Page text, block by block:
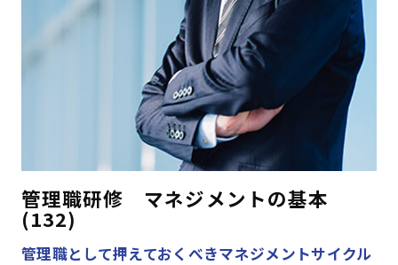
サービスの特長
お知らせ よくあるご質問
お問い合わせ 資料請求 メルマガ登録
管理職研修 マネジメントの基本
(132)
管理職として押えておくべきマネジメントサイクル